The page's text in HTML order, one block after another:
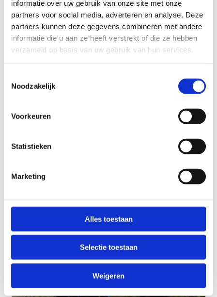
informatie over uw gebruik van onze site met onze
partners voor social media, adverteren en analyse. Deze
partners kunnen deze gegevens combineren met andere
informatie die u aan ze heeft verstrekt of die ze hebben
verzameld op basis van uw gebruik van hun services.
Noodzakelijk
Voorkeuren
Statistieken
Marketing
Alles toestaan
Selectie toestaan
Weigeren